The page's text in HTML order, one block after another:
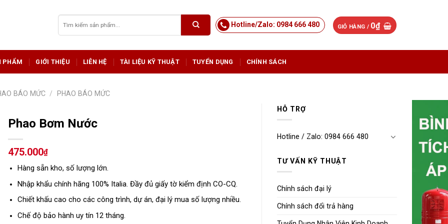
kiếm:
Hotline/Zalo: 0984 666 480 GIỎ HÀNG / 0₫
PHẨM GIỚI THIỆU LIÊN HỆ TÀI LIỆU KỸ THUẬT TUYỂN DỤNG CHÍNH SÁCH
BÁO MỨC /
PHAO BÁO MỨC
HỖ TRỢ
Hotline / Zalo: 0984 666 480
TƯ VẤN KỸ THUẬT
Chính sách đại lý
Chính sách đổi trả hàng
Phao Bơm Nước
475.000₫
Hàng sẵn kho, số lượng lớn.
Nhập khẩu chính hãng 100% Italia. Đầy đủ giấy tờ kiểm định CO-CQ.
Chiết khấu cao cho các công trình, dự án, đại lý mua số lượng nhiều.
Chế độ bảo hành uy tín 12 tháng.